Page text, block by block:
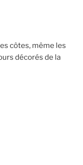
côtes, même les
décorés de la